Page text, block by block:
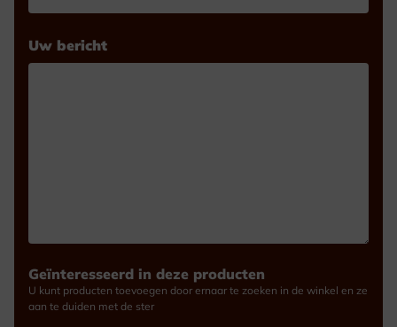
Uw bericht
Geïnteresseerd in deze producten
U kunt producten toevoegen door ernaar te zoeken in de winkel en ze
aan te duiden met de ster